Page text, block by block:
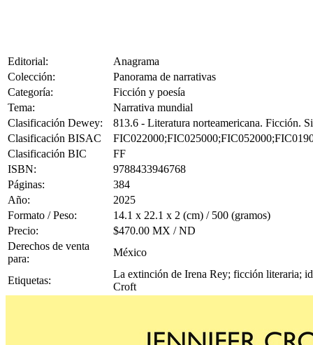
Editorial:
Anagrama
Colección:
Panorama de narrativas
Categoría:
Ficción y poesía
Tema:
Narrativa mundial
Clasificación Dewey:
813.6 - Literatura norteamericana. Ficción.
Clasificación BISAC
Clasificación BIC
FF
ISBN:
9788433946768
Páginas:
384
Año:
2025
Formato / Peso:
14.1 x 22.1 x 2 (cm) / 500 (gramos)
Precio:
$470.00 MX / ND
Derechos de venta
para:
México
Etiquetas:
La extinción de Irena Rey; ficción literaria;
Croft